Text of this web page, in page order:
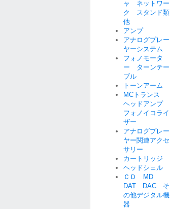
ャ ネットワー
ク スタンド類
他
アンプ
アナログプレー
ヤーシステム
フォノモータ
ー ターンテー
ブル
トーンアーム
MCトランス
ヘッドアンプ
フォノイコライ
ザー
アナログプレー
ヤー関連アクセ
サリー
カートリッジ
ヘッドシェル
ＣＤ MD
DAT DAC そ
の他デジタル機
器